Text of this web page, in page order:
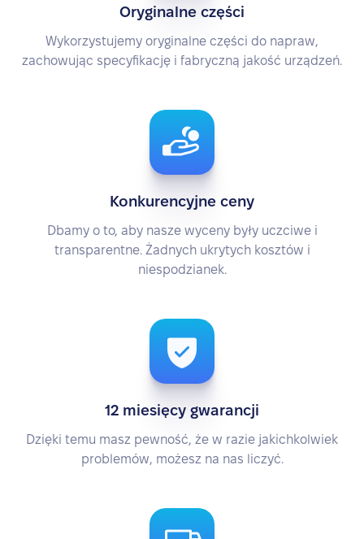
Oryginalne części
Wykorzystujemy oryginalne części do napraw,
zachowując specyfikację i fabryczną jakość urządzeń.
Konkurencyjne ceny
Dbamy o to, aby nasze wyceny były uczciwe i
transparentne. Żadnych ukrytych kosztów i
niespodzianek.
12 miesięcy gwarancji
Dzięki temu masz pewność, że w razie jakichkolwiek
problemów, możesz na nas liczyć.